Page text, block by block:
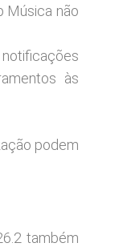
Música não
às
podem
também